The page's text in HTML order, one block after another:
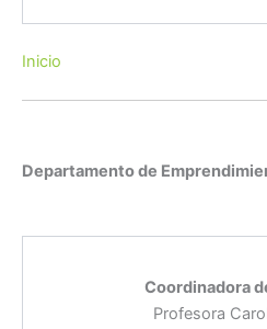
Inicio
Departamento de
Coordinadora
Profesora